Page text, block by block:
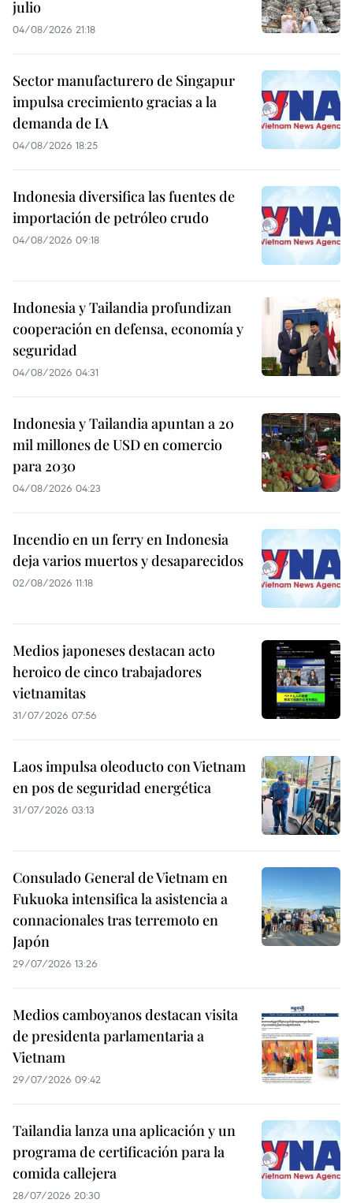
julio
04/08/2026 21:18
Sector manufacturero de Singapur
impulsa crecimiento gracias a la
demanda de IA
04/08/2026 18:25
Indonesia diversifica las fuentes de
importación de petróleo crudo
04/08/2026 09:18
Indonesia y Tailandia profundizan
cooperación en defensa, economía y
seguridad
04/08/2026 04:31
Indonesia y Tailandia apuntan a 20
mil millones de USD en comercio
para 2030
04/08/2026 04:23
Incendio en un ferry en Indonesia
deja varios muertos y desaparecidos
02/08/2026 11:18
Medios japoneses destacan acto
heroico de cinco trabajadores
vietnamitas
31/07/2026 07:56
Laos impulsa oleoducto con Vietnam
en pos de seguridad energética
31/07/2026 03:13
Consulado General de Vietnam en
Fukuoka intensifica la asistencia a
connacionales tras terremoto en
Japón
29/07/2026 13:26
Medios camboyanos destacan visita
de presidenta parlamentaria a
Vietnam
29/07/2026 09:42
Tailandia lanza una aplicación y un
programa de certificación para la
comida callejera
28/07/2026 20:30